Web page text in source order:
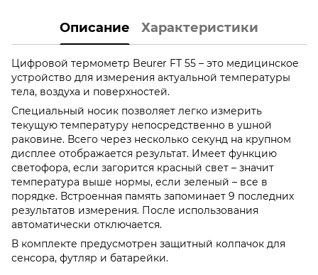
Описание Характеристики
Цифровой термометр Beurer FT 55 – это медицинское
устройство для измерения актуальной температуры
тела, воздуха и поверхностей.
Специальный носик позволяет легко измерить
текущую температуру непосредственно в ушной
раковине. Всего через несколько секунд на крупном
дисплее отображается результат. Имеет функцию
светофора, если загорится красный свет – значит
температура выше нормы, если зеленый – все в
порядке. Встроенная память запоминает 9 последних
результатов измерения. После использования
автоматически отключается.
В комплекте предусмотрен защитный колпачок для
сенсора, футляр и батарейки.